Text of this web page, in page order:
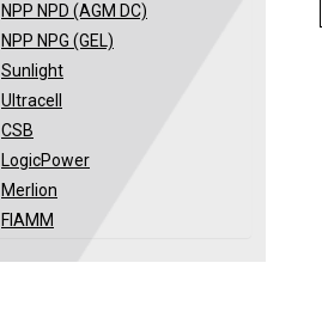
NPP NPD (AGM DC)
NPP NPG (GEL)
Sunlight
Ultracell
CSB
LogicPower
Merlion
FIAMM